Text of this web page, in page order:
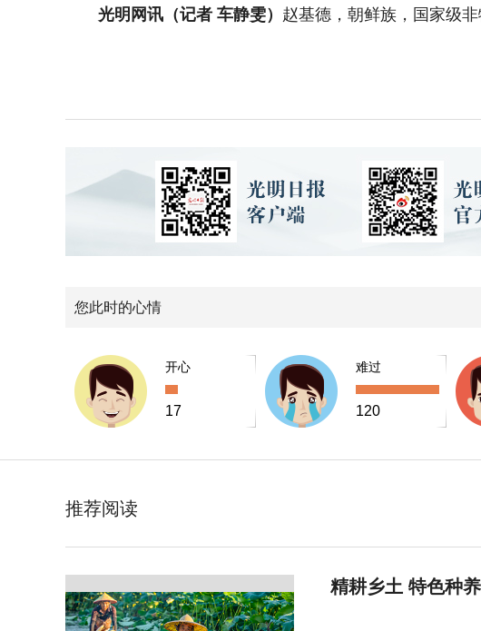
光明网讯（记者 车静雯） 赵基德，朝鲜族，国家级
您此时的心情
开心
17
难过
120
推荐阅读
精耕乡土 特色种